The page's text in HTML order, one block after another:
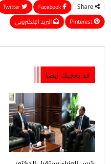
Share
Pinterest
البريد الإلكتروني
قد يعجبك ايضا